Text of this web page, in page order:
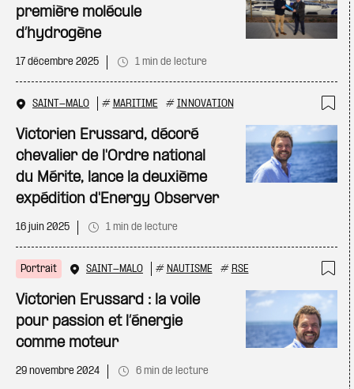
première molécule
d’hydrogène
17 décembre 2025 1 min de lecture
SAINT-MALO # MARITIME # INNOVATION
Victorien Erussard, décoré
chevalier de l'Ordre national
du Mérite, lance la deuxième
expédition d'Energy Observer
16 juin 2025 1 min de lecture
Portrait SAINT-MALO # NAUTISME # RSE
Victorien Erussard : la voile
pour passion et l’énergie
comme moteur
29 novembre 2024 6 min de lecture